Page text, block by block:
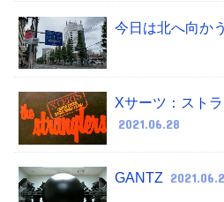
今日は北へ向かう
Xサーツ：スト
2021.06.28
GANTZ